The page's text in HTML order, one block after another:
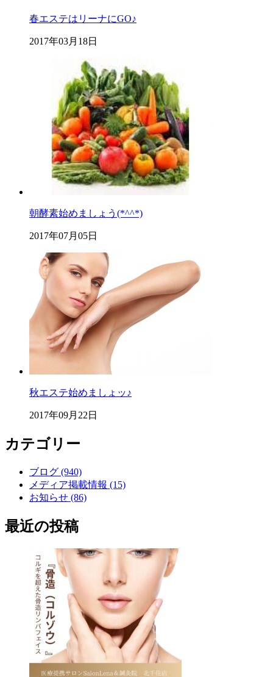
春エステはリーナにGO♪
2017年03月18日
朝酵素始めましょう(*^^*)
2017年07月05日
秋エステ始めましょッ♪
2017年09月22日
カテゴリー
ブログ (940)
メディア掲載情報 (15)
お知らせ (86)
最近の投稿